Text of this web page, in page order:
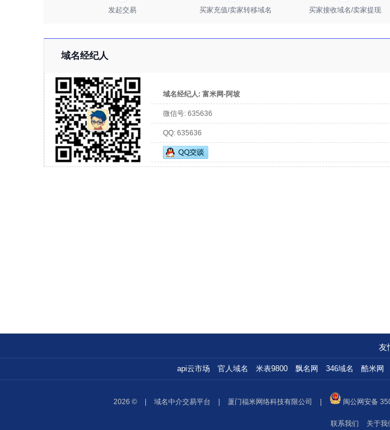
发起交易
买家充值/卖家转移域名 买家接收域名/卖家提现
域名经纪人
域名经纪人: 富米网-阿坡
微信号: 635636
QQ: 635636
友
api云市场 官人域名 米表9800 飘名网 346域名 酷米网
2026 © 域名中介交易平台 厦门福米网络科技有限公司 闽公网安备
联系我们 关于我